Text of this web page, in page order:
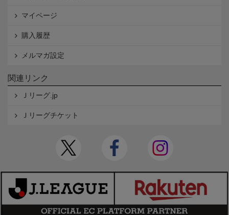
マイページ
購入履歴
メルマガ設定
関連リンク
Ｊリーグ.jp
Ｊリーグチケット